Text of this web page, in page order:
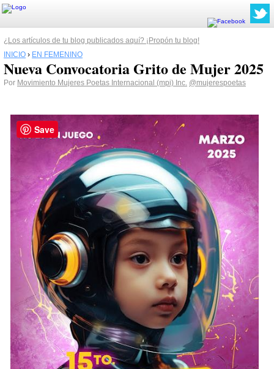
¿Los artículos de tu blog publicados aquí? ¡Propón tu blog!
INICIO › EN FEMENINO
Nueva Convocatoria Grito de Mujer 2025
Por Movimiento Mujeres Poetas Internacional (mpi) Inc. @mujerespoetas
Save